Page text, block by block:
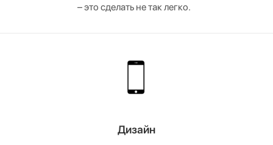
– это сделать не так легко.
Дизайн